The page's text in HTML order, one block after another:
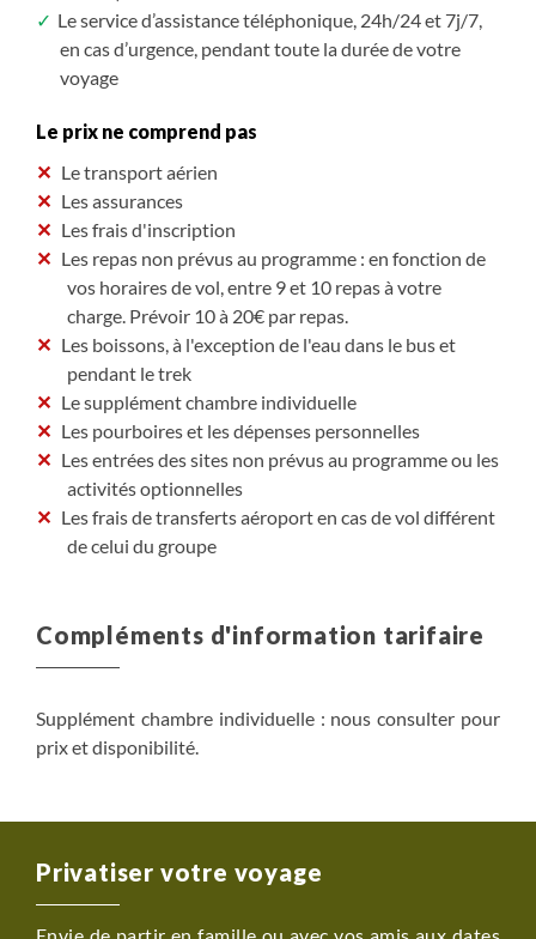
Le service d’assistance téléphonique, 24h/24 et 7j/7,
en cas d’urgence, pendant toute la durée de votre
voyage
Le prix ne comprend pas
Le transport aérien
Les assurances
Les frais d'inscription
Les repas non prévus au programme : en fonction de
vos horaires de vol, entre 9 et 10 repas à votre
charge. Prévoir 10 à 20€ par repas.
Les boissons, à l'exception de l'eau dans le bus et
pendant le trek
Le supplément chambre individuelle
Les pourboires et les dépenses personnelles
Les entrées des sites non prévus au programme ou les
activités optionnelles
Les frais de transferts aéroport en cas de vol différent
de celui du groupe
Compléments d'information tarifaire
Supplément chambre individuelle : nous consulter pour
prix et disponibilité.
Privatiser votre voyage
Envie de partir en famille ou avec vos amis aux dates